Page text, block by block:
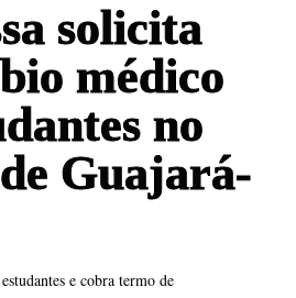
solicita
médico
no
Guajará-
e cobra termo de